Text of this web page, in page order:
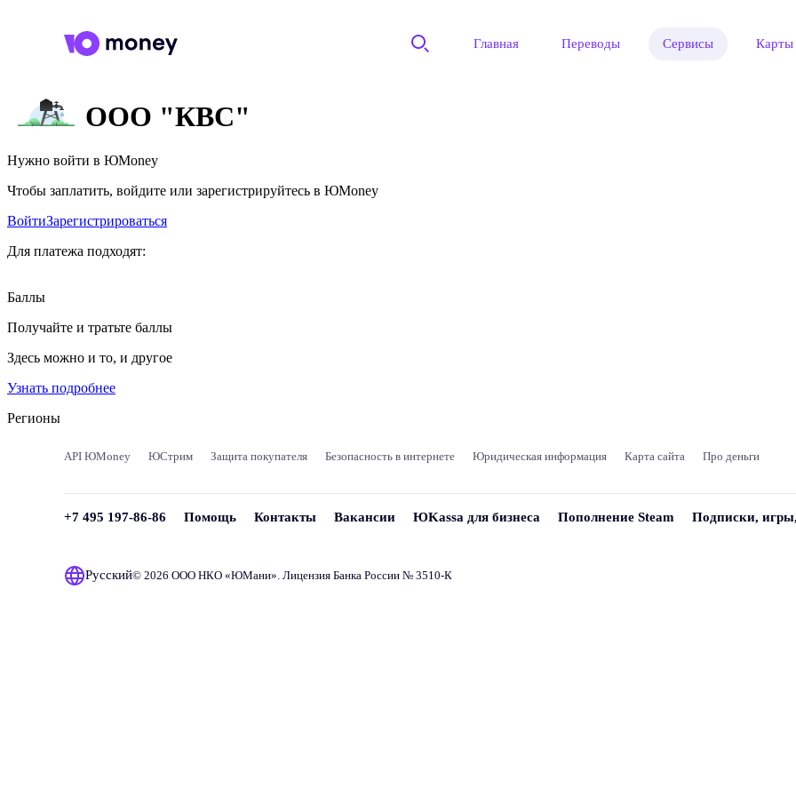
Главная Переводы Сервисы Карты
ООО "КВС"
Нужно войти в ЮMoney
Чтобы заплатить, войдите или зарегистрируйтесь в ЮMoney
ВойтиЗарегистрироваться
Для платежа подходят:
Баллы
Получайте и тратьте баллы
Здесь можно и то, и другое
Узнать подробнее
Регионы
API ЮMoney ЮСтрим Защита покупателя Безопасность в интернете Юридическая информация Карта сайта Про деньги
+7 495 197-86-86 Помощь Контакты Вакансии ЮKassa для бизнеса Пополнение Steam Подписки,
Русский© 2026 ООО НКО «ЮМани». Лицензия Банка России № 3510‑К